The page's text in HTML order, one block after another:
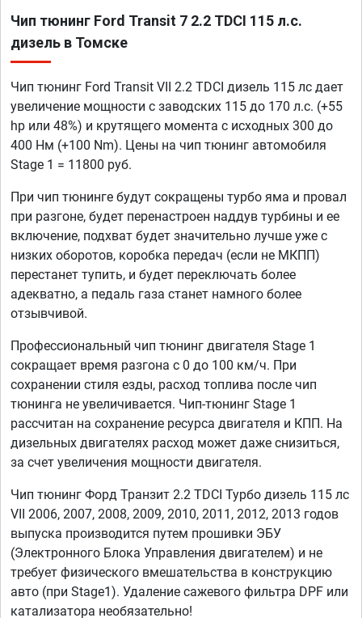
Чип тюнинг Ford Transit 7 2.2 TDCI 115 л.с.
дизель в Томске
Чип тюнинг Ford Transit VII 2.2 TDCI дизель 115 лс дает
увеличение мощности с заводских 115 до 170 л.с. (+55
hp или 48%) и крутящего момента с исходных 300 до
400 Нм (+100 Nm). Цены на чип тюнинг автомобиля
Stage 1 = 11800 руб.
При чип тюнинге будут сокращены турбо яма и провал
при разгоне, будет перенастроен наддув турбины и ее
включение, подхват будет значительно лучше уже с
низких оборотов, коробка передач (если не МКПП)
перестанет тупить, и будет переключать более
адекватно, а педаль газа станет намного более
отзывчивой.
Профессиональный чип тюнинг двигателя Stage 1
сокращает время разгона с 0 до 100 км/ч. При
сохранении стиля езды, расход топлива после чип
тюнинга не увеличивается. Чип-тюнинг Stage 1
рассчитан на сохранение ресурса двигателя и КПП. На
дизельных двигателях расход может даже снизиться,
за счет увеличения мощности двигателя.
Чип тюнинг Форд Транзит 2.2 TDCI Турбо дизель 115 лс
VII 2006, 2007, 2008, 2009, 2010, 2011, 2012, 2013 годов
выпуска производится путем прошивки ЭБУ
(Электронного Блока Управления двигателем) и не
требует физического вмешательства в конструкцию
авто (при Stage1). Удаление сажевого фильтра DPF или
катализатора необязательно!